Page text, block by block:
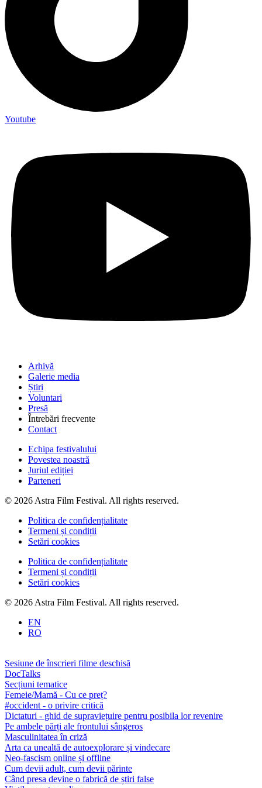
Youtube
Arhivă
Galerie media
Știri
Voluntari
Presă
Întrebări frecvente
Contact
Echipa festivalului
Povestea noastră
Juriul ediției
Parteneri
© 2026 Astra Film Festival. All rights reserved.
Politica de confidențialitate
Termeni și condiții
Setări cookies
Politica de confidențialitate
Termeni și condiții
Setări cookies
© 2026 Astra Film Festival. All rights reserved.
EN
RO
Sesiune de înscrieri filme deschisă
DocTalks
Secțiuni tematice
Femeie/Mamă - Cu ce preț?
#occident - o privire critică
Dictaturi - ghid de supraviețuire pentru posibila lor revenire
Pe ambele părți ale frontului sângeros
Masculinitatea în criză
Arta ca unealtă de autoexplorare și vindecare
Neo-fascism online și offline
Cum devii adult, cum devii părinte
Când presa devine o fabrică de știri false